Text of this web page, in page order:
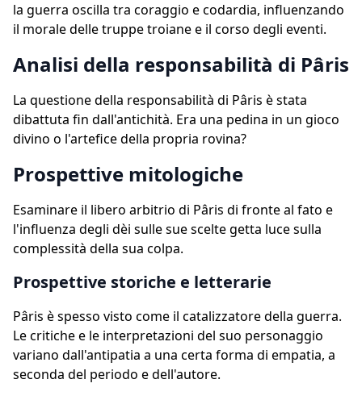
la guerra oscilla tra coraggio e codardia, influenzando
il morale delle truppe troiane e il corso degli eventi.
Analisi della responsabilità di Pâris
La questione della responsabilità di Pâris è stata
dibattuta fin dall'antichità. Era una pedina in un gioco
divino o l'artefice della propria rovina?
Prospettive mitologiche
Esaminare il libero arbitrio di Pâris di fronte al fato e
l'influenza degli dèi sulle sue scelte getta luce sulla
complessità della sua colpa.
Prospettive storiche e letterarie
Pâris è spesso visto come il catalizzatore della guerra.
Le critiche e le interpretazioni del suo personaggio
variano dall'antipatia a una certa forma di empatia, a
seconda del periodo e dell'autore.